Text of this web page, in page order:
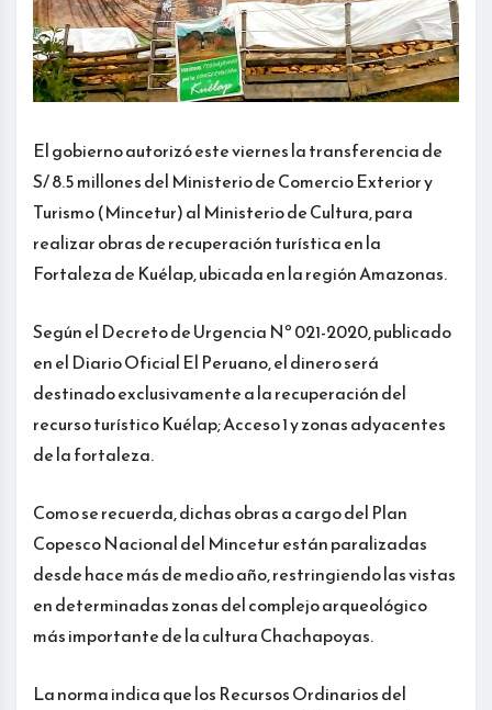
El gobierno autorizó este viernes la transferencia de
S/ 8.5 millones del Ministerio de Comercio Exterior y
Turismo (Mincetur) al Ministerio de Cultura, para
realizar obras de recuperación turística en la
Fortaleza de Kuélap, ubicada en la región Amazonas.
Según el Decreto de Urgencia Nº 021-2020, publicado
en el Diario Oficial El Peruano, el dinero será
destinado exclusivamente a la recuperación del
recurso turístico Kuélap; Acceso 1 y zonas adyacentes
de la fortaleza.
Como se recuerda, dichas obras a cargo del Plan
Copesco Nacional del Mincetur están paralizadas
desde hace más de medio año, restringiendo las vistas
en determinadas zonas del complejo arqueológico
más importante de la cultura Chachapoyas.
La norma indica que los Recursos Ordinarios del